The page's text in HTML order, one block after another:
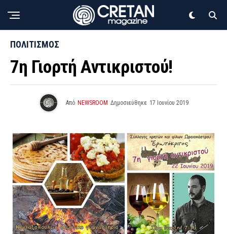
ΠΟΛΙΤΙΣΜΟΣ
7η Γιορτή Αντικριστού!
Από NEWSROOM Δημοσιεύθηκε 17 Ιουνίου 2019